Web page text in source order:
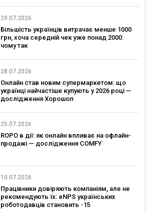
29.07.2026
Більшість українців витрачає менше 1000
грн, хоча середній чек уже понад 2000:
чому так
28.07.2026
Онлайн став новим супермаркетом: що
українці найчастіше купують у 2026 році —
дослідження Хорошоп
25.07.2026
ROPO в дії: як онлайн впливає на офлайн-
продажі — дослідження COMFY
10.07.2026
Працівники довіряють компаніям, але не
рекомендують їх: eNPS українських
роботодавців становить -15